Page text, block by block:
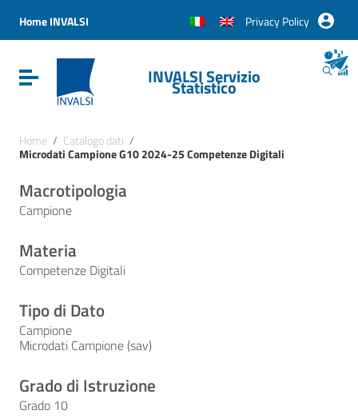
Vai al menu di navigazione
Vai al footer
Home INVALSI Privacy Policy
Attiva / disattiva la navigazioneINVALSI Servizio
Statistico
Home / Catalogo dati /
Microdati Campione G10 2024-25 Competenze Digitali
Macrotipologia
Campione
Materia
Competenze Digitali
Tipo di Dato
Campione
Microdati Campione (sav)
Grado di Istruzione
Grado 10